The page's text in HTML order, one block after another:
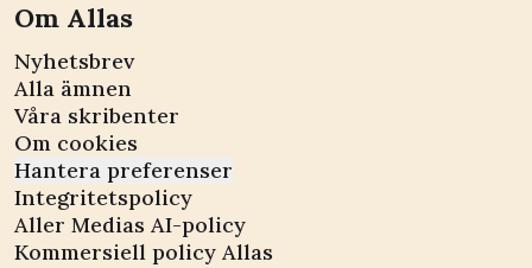
Om Allas
Nyhetsbrev
Alla ämnen
Våra skribenter
Om cookies
Hantera preferenser
Integritetspolicy
Aller Medias AI-policy
Kommersiell policy Allas